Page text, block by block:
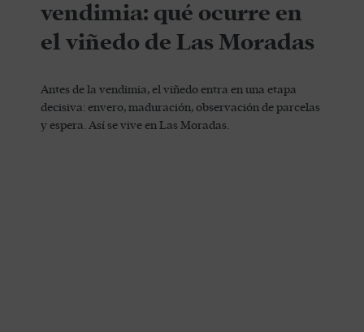
vendimia: qué ocurre en
el viñedo de Las Moradas
Antes de la vendimia, el viñedo entra en una etapa
decisiva: envero, maduración, observación de parcelas
y espera. Así se vive en Las Moradas.